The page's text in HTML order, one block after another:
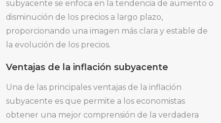
subyacente se enfoca en la tendencia de aumento o
disminución de los precios a largo plazo,
proporcionando una imagen más clara y estable de
la evolución de los precios.
Ventajas de la inflación subyacente
Una de las principales ventajas de la inflación
subyacente es que permite a los economistas
obtener una mejor comprensión de la verdadera